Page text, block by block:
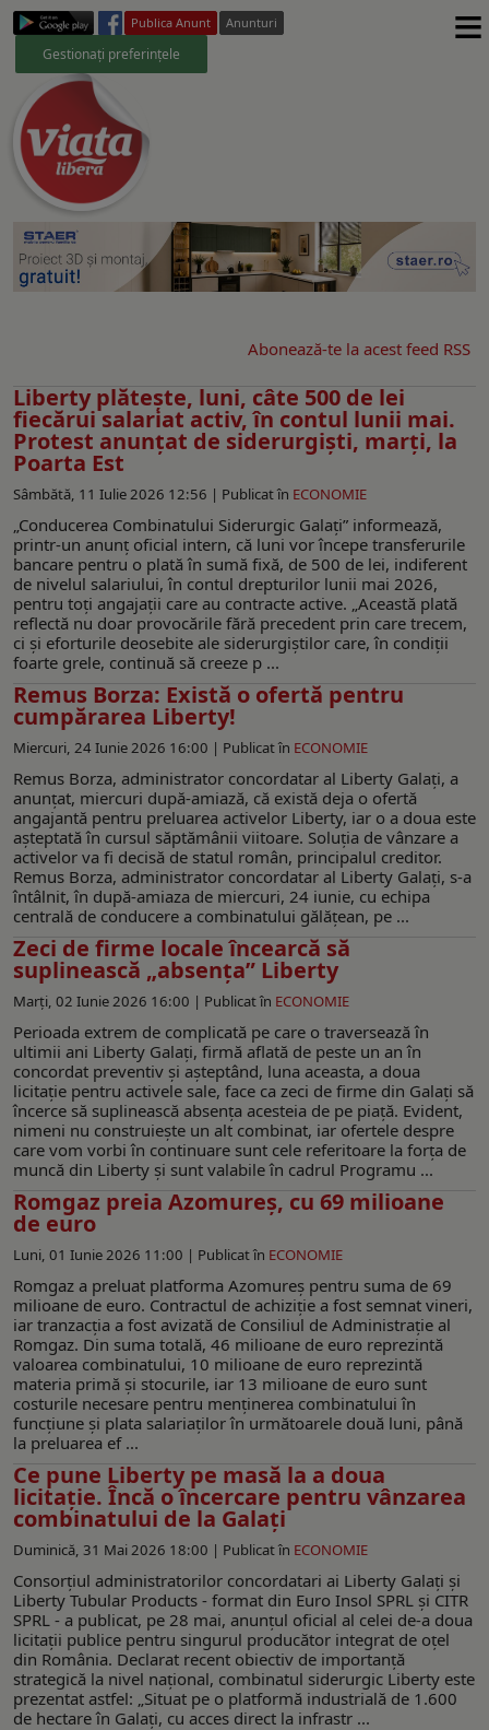
Publica Anunt Anunturi
Gestionați preferințele ≡
Abonează-te la acest feed RSS
Liberty plătește, luni, câte 500 de lei
fiecărui salariat activ, în contul lunii mai.
Protest anunțat de siderurgiști, marți, la
Poarta Est
Sâmbătă, 11 Iulie 2026 12:56 | Publicat în ECONOMIE
„Conducerea Combinatului Siderurgic Galați” informează,
printr-un anunț oficial intern, că luni vor începe transferurile
bancare pentru o plată în sumă fixă, de 500 de lei, indiferent
de nivelul salariului, în contul drepturilor lunii mai 2026,
pentru toți angajații care au contracte active. „Această plată
reflectă nu doar provocările fără precedent prin care trecem,
ci și eforturile deosebite ale siderurgiștilor care, în condiții
foarte grele, continuă să creeze p ...
Remus Borza: Există o ofertă pentru
cumpărarea Liberty!
Miercuri, 24 Iunie 2026 16:00 | Publicat în ECONOMIE
Remus Borza, administrator concordatar al Liberty Galați, a
anunțat, miercuri după-amiază, că există deja o ofertă
angajantă pentru preluarea activelor Liberty, iar o a doua este
așteptată în cursul săptămânii viitoare. Soluția de vânzare a
activelor va fi decisă de statul român, principalul creditor.
Remus Borza, administrator concordatar al Liberty Galați, s-a
întâlnit, în după-amiaza de miercuri, 24 iunie, cu echipa
centrală de conducere a combinatului gălățean, pe ...
Zeci de firme locale încearcă să
suplinească „absența” Liberty
Marți, 02 Iunie 2026 16:00 | Publicat în ECONOMIE
Perioada extrem de complicată pe care o traversează în
ultimii ani Liberty Galați, firmă aflată de peste un an în
concordat preventiv și așteptând, luna aceasta, a doua
licitație pentru activele sale, face ca zeci de firme din Galați să
încerce să suplinească absența acesteia de pe piață. Evident,
nimeni nu construiește un alt combinat, iar ofertele despre
care vom vorbi în continuare sunt cele referitoare la forța de
muncă din Liberty și sunt valabile în cadrul Programu ...
Romgaz preia Azomureș, cu 69 milioane
de euro
Luni, 01 Iunie 2026 11:00 | Publicat în ECONOMIE
Romgaz a preluat platforma Azomureș pentru suma de 69
milioane de euro. Contractul de achiziție a fost semnat vineri,
iar tranzacția a fost avizată de Consiliul de Administrație al
Romgaz. Din suma totală, 46 milioane de euro reprezintă
valoarea combinatului, 10 milioane de euro reprezintă
materia primă și stocurile, iar 13 milioane de euro sunt
costurile necesare pentru menținerea combinatului în
funcțiune și plata salariaților în următoarele două luni, până
la preluarea ef ...
Ce pune Liberty pe masă la a doua
licitație. Încă o încercare pentru vânzarea
combinatului de la Galați
Duminică, 31 Mai 2026 18:00 | Publicat în ECONOMIE
Consorțiul administratorilor concordatari ai Liberty Galați și
Liberty Tubular Products - format din Euro Insol SPRL și CITR
SPRL - a publicat, pe 28 mai, anunțul oficial al celei de-a doua
licitații publice pentru singurul producător integrat de oțel
din România. Declarat recent obiectiv de importanță
strategică la nivel național, combinatul siderurgic Liberty este
prezentat astfel: „Situat pe o platformă industrială de 1.600
de hectare în Galați, cu acces direct la infrastr ...